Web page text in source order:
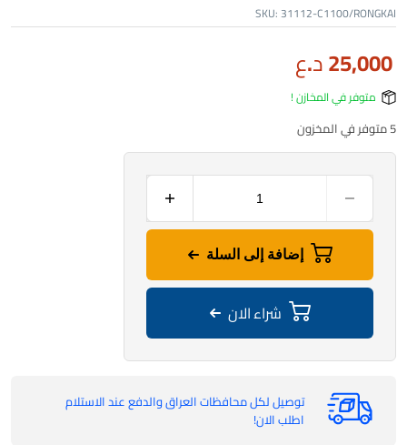
SKU:31112-C1100/RONGKAI
25,000د.ع
متوفر في المخازن !
5 متوفر في المخزون
إضافة إلى السلة
شراء الان
توصيل لكل محافظات العراق والدفع عند الاستلام
اطلب الان!